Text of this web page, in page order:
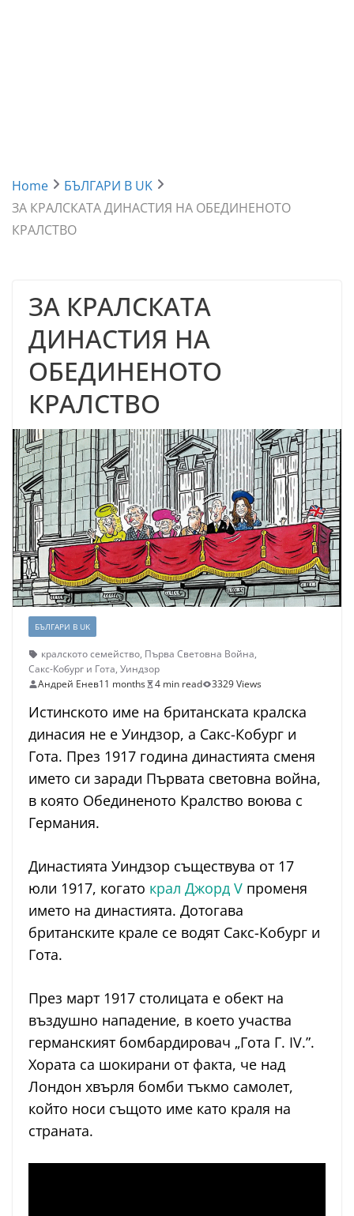
Home
БЪЛГАРИ В UK
ЗА КРАЛСКАТА ДИНАСТИЯ НА ОБЕДИНЕНОТО
КРАЛСТВО
ЗА КРАЛСКАТА
ДИНАСТИЯ НА
ОБЕДИНЕНОТО
КРАЛСТВО
БЪЛГАРИ В UK
кралското семейство, Първа Световна Война,
Сакс-Кобург и Гота, Уиндзор
Андрей Енев11 months 4 min read 3329 Views
Истинското име на британската кралска
динасия не е Уиндзор, а Сакс-Кобург и
Гота. През 1917 година династията сменя
името си заради Първата световна война,
в която Обединеното Кралство воюва с
Германия.
Династията Уиндзор съществува от 17
юли 1917, когато крал Джорд V променя
името на династията. Дотогава
британските крале се водят Сакс-Кобург и
Гота.
През март 1917 столицата е обект на
въздушно нападение, в което участва
германският бомбардировач „Гота Г. IV.”.
Хората са шокирани от факта, че над
Лондон хвърля бомби тъкмо самолет,
който носи същото име като краля на
страната.